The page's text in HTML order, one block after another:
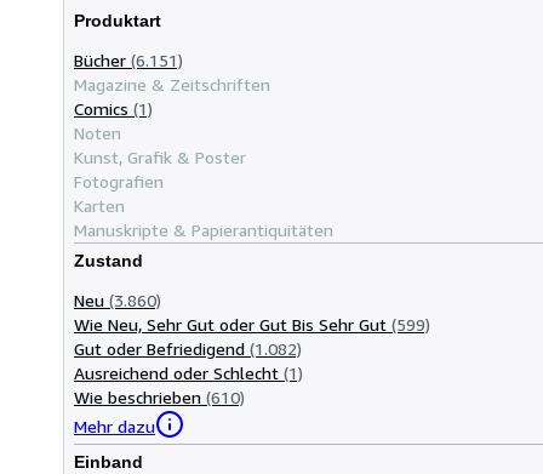
Produktart
Bücher (6.151)
Magazine & Zeitschriften
Comics (1)
Noten
Kunst, Grafik & Poster
Fotografien
Karten
Manuskripte & Papierantiquitäten
Zustand
Neu (3.860)
Wie Neu, Sehr Gut oder Gut Bis Sehr Gut (599)
Gut oder Befriedigend (1.082)
Ausreichend oder Schlecht (1)
Wie beschrieben (610)
Mehr dazu
Einband